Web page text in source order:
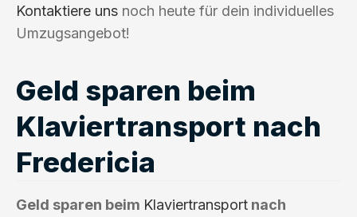
Kontaktiere uns noch heute für dein individuelles
Umzugsangebot!
Geld sparen beim
Klaviertransport nach
Fredericia
Geld sparen beim Klaviertransport nach